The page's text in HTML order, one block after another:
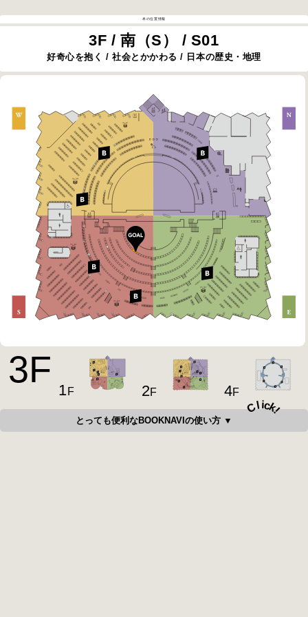
本の位置情報
3F / 南（S） / S01
好奇心を抱く / 社会とかかわる / 日本の歴史・地理
3F
1F 2F 4F
Cl ick
!
とっても便利なBOOKNAVIの使い方 ▼